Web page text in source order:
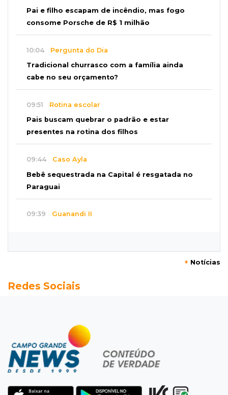
Pai e filho escapam de incêndio, mas fogo
consome Porsche de R$ 1 milhão
10:04 Pergunta do Dia
Tradicional churrasco com a família ainda
cabe no seu orçamento?
09:51 Rotina escolar
Pais buscam quebrar o padrão e estar
presentes na rotina dos filhos
09:44 Caso Ayla
Bebê sequestrada na Capital é resgatada no
Paraguai
09:39 Guanandi II
Carro bate em poste e deixa casas e
Parceria firmada
Federação de futebol assume manutenção de
dois estádios de Campo Grande
Homem morre e três ficam feridos em
+ Notícias
Redes Sociais